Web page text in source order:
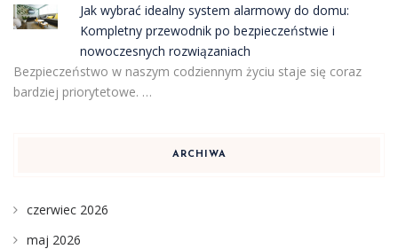
Jak wybrać idealny system alarmowy do domu:
Kompletny przewodnik po bezpieczeństwie i
nowoczesnych rozwiązaniach
Bezpieczeństwo w naszym codziennym życiu staje się coraz
bardziej priorytetowe. …
ARCHIWA
czerwiec 2026
maj 2026